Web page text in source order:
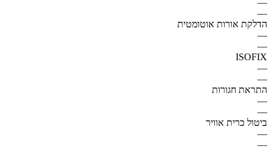
—
הדלקת אורות אוטומטית
—
—
ISOFIX
—
—
התראת חגורות
—
—
ביטול כרית אוויר
—
—